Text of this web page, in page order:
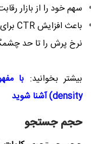
سهم خود را از بازار
باعث افزایشCTR
نرخ پرش را تا حد
بیشتر بخوانید:
density) آشنا شوید
حجم جستجو